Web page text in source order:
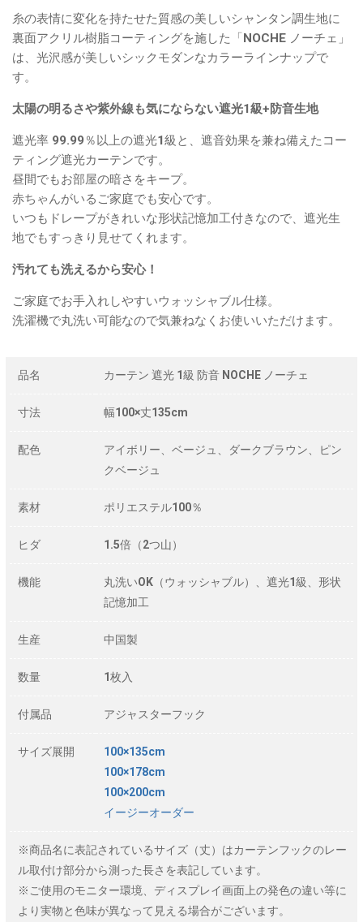
糸の表情に変化を持たせた質感の美しいシャンタン調生地に
裏面アクリル樹脂コーティングを施した「NOCHE ノーチェ」
は、光沢感が美しいシックモダンなカラーラインナップで
す。
太陽の明るさや紫外線も気にならない遮光1級+防音生地
遮光率 99.99％以上の遮光1級と、遮音効果を兼ね備えたコー
ティング遮光カーテンです。
昼間でもお部屋の暗さをキープ。
赤ちゃんがいるご家庭でも安心です。
いつもドレープがきれいな形状記憶加工付きなので、遮光生
地でもすっきり見せてくれます。
汚れても洗えるから安心！
ご家庭でお手入れしやすいウォッシャブル仕様。
洗濯機で丸洗い可能なので気兼ねなくお使いいただけます。
品名 カーテン 遮光 1級 防音 NOCHE ノーチェ
寸法 幅100×丈135cm
配色
アイボリー、ベージュ、ダークブラウン、ピン
クベージュ
素材 ポリエステル100％
ヒダ 1.5倍（2つ山）
機能
丸洗いOK（ウォッシャブル）、遮光1級、形状
記憶加工
生産 中国製
数量 1枚入
付属品 アジャスターフック
サイズ展開
100×135cm
100×178cm
100×200cm
イージーオーダー
※商品名に表記されているサイズ（丈）はカーテンフックのレー
ル取付け部分から測った長さを表記しています。
※ご使用のモニター環境、ディスプレイ画面上の発色の違い等に
より実物と色味が異なって見える場合がございます。